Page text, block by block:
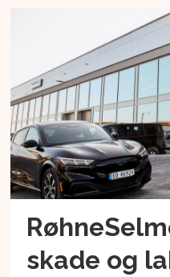
skade og